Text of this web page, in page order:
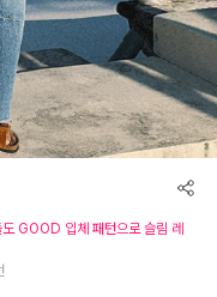
GOOD 입체 패턴으로 슬림 레